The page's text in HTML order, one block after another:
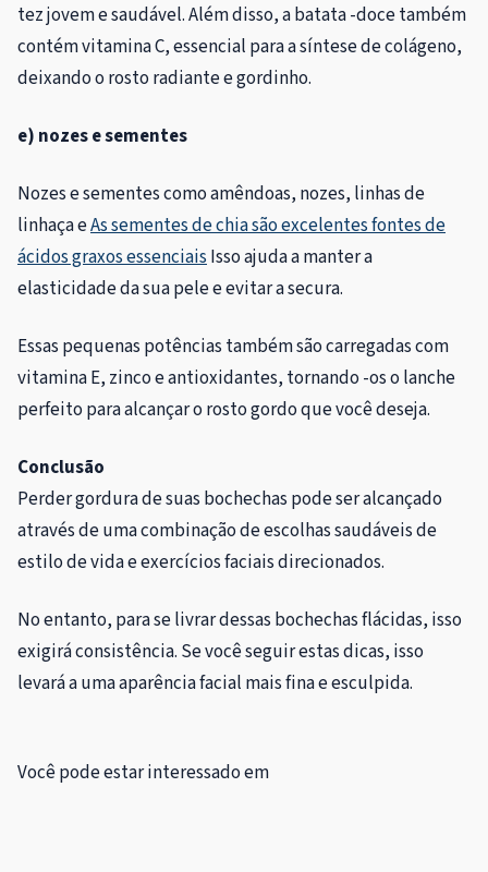
tez jovem e saudável. Além disso, a batata -doce também
contém vitamina C, essencial para a síntese de colágeno,
deixando o rosto radiante e gordinho.
e) nozes e sementes
Nozes e sementes como amêndoas, nozes, linhas de
linhaça eAs sementes de chia são excelentes fontes de
ácidos graxos essenciais Isso ajuda a manter a
elasticidade da sua pele e evitar a secura.
Essas pequenas potências também são carregadas com
vitamina E, zinco e antioxidantes, tornando -os o lanche
perfeito para alcançar o rosto gordo que você deseja.
Conclusão
Perder gordura de suas bochechas pode ser alcançado
através de uma combinação de escolhas saudáveis ​​de
estilo de vida e exercícios faciais direcionados.
No entanto, para se livrar dessas bochechas flácidas, isso
exigirá consistência. Se você seguir estas dicas, isso
levará a uma aparência facial mais fina e esculpida.
Você pode estar interessado em